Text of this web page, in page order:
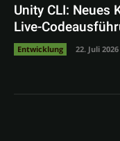
Unity CLI: Neues
Live-
Entwicklung 22. Juli 2026